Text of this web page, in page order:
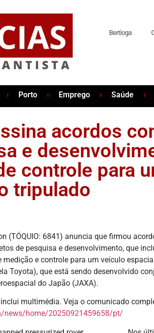
Bertioga
Porto Emprego Saúde
acordos
e
controle para
tripulado
(TÓQUIO: 6841) anuncia que firmou
de pesquisa e desenvolvimento, que
e controle para um veículo
Toyota), que está sendo desenvolvido
do Japão (JAXA).
multimédia. Veja o comunicado
news/home/20250921459658/pt/